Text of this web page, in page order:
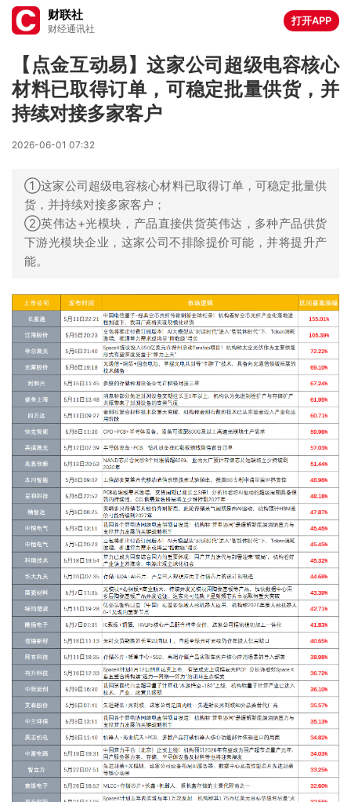
财联社
财经通讯社
打开APP
【点金互动易】这家公司超级电容核心
材料已取得订单，可稳定批量供货，并
持续对接多家客户
2026-06-01 07:32
①这家公司超级电容核心材料已取得订单，可稳定批量供
货，并持续对接多家客户；
②英伟达+光模块，产品直接供货英伟达，多种产品供货
下游光模块企业，这家公司不排除提价可能，并将提升产
能。